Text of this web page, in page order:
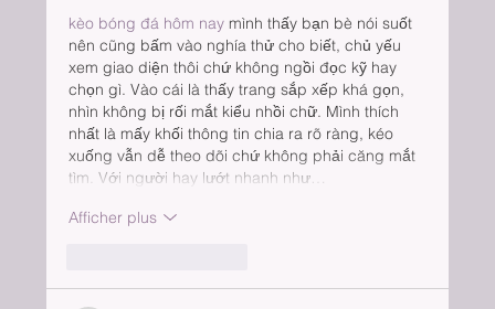
kèo bóng đá hôm nay mình thấy bạn bè nói suốt
nên cũng bấm vào nghía thử cho biết, chủ yếu
xem giao diện thôi chứ không ngồi đọc kỹ hay
chọn gì. Vào cái là thấy trang sắp xếp khá gọn,
nhìn không bị rối mắt kiểu nhồi chữ. Mình thích
nhất là mấy khối thông tin chia ra rõ ràng, kéo
xuống vẫn dễ theo dõi chứ không phải căng mắt
tìm. Với người hay lướt nhanh như…
Afficher plus